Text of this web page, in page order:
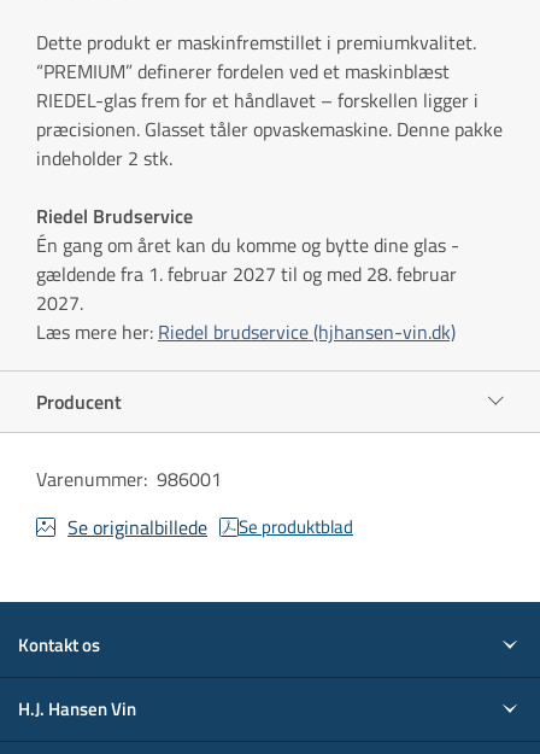
Dette produkt er maskinfremstillet i premiumkvalitet.
“PREMIUM” definerer fordelen ved et maskinblæst
RIEDEL-glas frem for et håndlavet – forskellen ligger i
præcisionen. Glasset tåler opvaskemaskine. Denne pakke
indeholder 2 stk.
Riedel Brudservice
Én gang om året kan du komme og bytte dine glas -
gældende fra 1. februar 2027 til og med 28. februar
2027.
Læs mere her: Riedel brudservice (hjhansen-vin.dk)
Producent
Varenummer: 986001
Se originalbillede
Se produktblad
Kontakt os
H.J. Hansen Vin